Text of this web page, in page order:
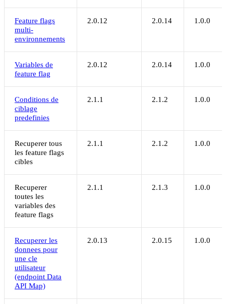
Feature flags
multi-
environnements
2.0.12 2.0.14 1.0.0
Variables de
feature flag
2.0.12 2.0.14 1.0.0
Conditions de
ciblage
predefinies
2.1.1 2.1.2 1.0.0
Recuperer tous
les feature flags
cibles
2.1.1 2.1.2 1.0.0
Recuperer
toutes les
variables des
feature flags
2.1.1 2.1.3 1.0.0
Recuperer les
donnees pour
une cle
utilisateur
(endpoint Data
API Map)
2.0.13 2.0.15 1.0.0